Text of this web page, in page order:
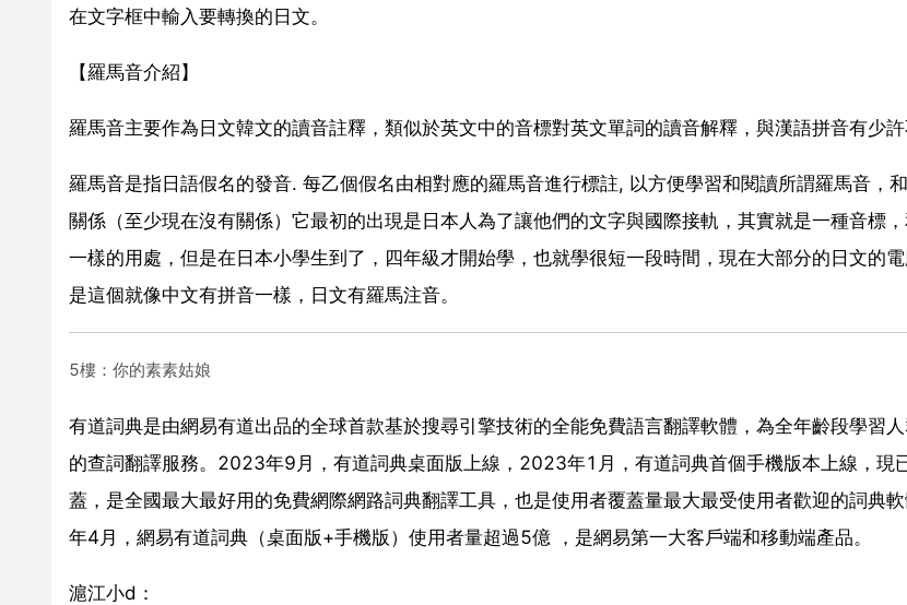
在文字框中輸入要轉換的日文。
【羅馬音介紹】
羅馬音主要作為日文韓文的讀音註釋，類似於英文中的音標對英文單詞的讀音解釋，與漢語拼音有少許
羅馬音是指日語假名的發音. 每乙個假名由相對應的羅馬音進行標註, 以方便學習和閱讀所謂羅馬音，
關係（至少現在沒有關係）它最初的出現是日本人為了讓他們的文字與國際接軌，其實就是一種音標
一樣的用處，但是在日本小學生到了，四年級才開始學，也就學很短一段時間，現在大部分的日文的
是這個就像中文有拼音一樣，日文有羅馬注音。
5樓：你的素素姑娘
有道詞典是由網易有道出品的全球首款基於搜尋引擎技術的全能免費語言翻譯軟體，為全年齡段學習
的查詞翻譯服務。2023年9月，有道詞典桌面版上線，2023年1月，有道詞典首個手機版本上線，現
蓋，是全國最大最好用的免費網際網路詞典翻譯工具，也是使用者覆蓋量最大最受使用者歡迎的詞典
年4月，網易有道詞典（桌面版+手機版）使用者量超過5億 ，是網易第一大客戶端和移動端產品。
滬江小d：